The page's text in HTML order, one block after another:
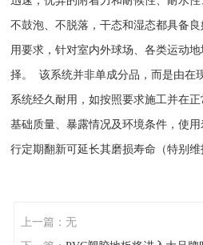
不鼓泡、不脱落，干态和湿态都具备
用要求，针对室内外球场、各类运动
择。 该系统并非单成分品，而是由在
系统经久耐用，如按照要求施工并在
基础质量、暴露情况及环境条件，使
行定期翻新可延长其磨损寿命（特别维
上一篇：无